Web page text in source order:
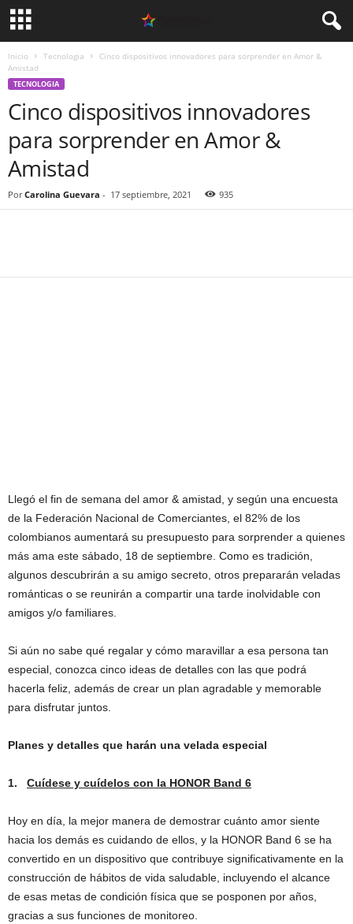
Inicio Tecnologia
Cinco dispositivos innovadores para sorprender en Amor &
Amistad
TECNOLOGIA
Cinco dispositivos innovadores
para sorprender en Amor &
Amistad
Por Carolina Guevara - 17 septiembre, 2021 935
Llegó el fin de semana del amor & amistad, y según una encuesta
de la Federación Nacional de Comerciantes, el 82% de los
colombianos aumentará su presupuesto para sorprender a quienes
más ama este sábado, 18 de septiembre. Como es tradición,
algunos descubrirán a su amigo secreto, otros prepararán veladas
románticas o se reunirán a compartir una tarde inolvidable con
amigos y/o familiares.
Si aún no sabe qué regalar y cómo maravillar a esa persona tan
especial, conozca cinco ideas de detalles con las que podrá
hacerla feliz, además de crear un plan agradable y memorable
para disfrutar juntos.
Planes y detalles que harán una velada especial
1. Cuídese y cuídelos con la HONOR Band 6
Hoy en día, la mejor manera de demostrar cuánto amor siente
hacia los demás es cuidando de ellos, y la HONOR Band 6 se ha
convertido en un dispositivo que contribuye significativamente en la
construcción de hábitos de vida saludable, incluyendo el alcance
de esas metas de condición física que se posponen por años,
gracias a sus funciones de monitoreo.